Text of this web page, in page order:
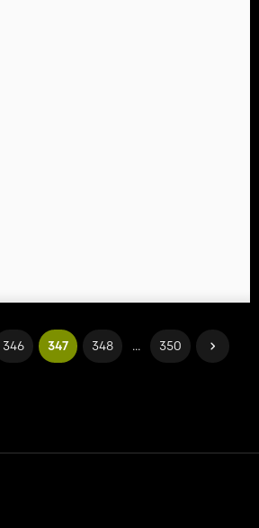
346 347 348 ... 350